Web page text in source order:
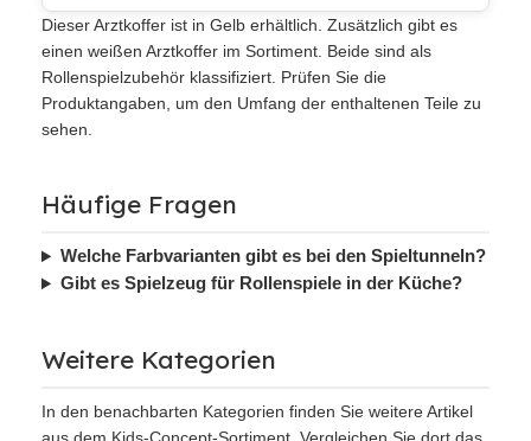
Dieser Arztkoffer ist in Gelb erhältlich. Zusätzlich gibt es
einen weißen Arztkoffer im Sortiment. Beide sind als
Rollenspielzubehör klassifiziert. Prüfen Sie die
Produktangaben, um den Umfang der enthaltenen Teile zu
sehen.
Häufige Fragen
Welche Farbvarianten gibt es bei den Spieltunneln?
Gibt es Spielzeug für Rollenspiele in der Küche?
Weitere Kategorien
In den benachbarten Kategorien finden Sie weitere Artikel